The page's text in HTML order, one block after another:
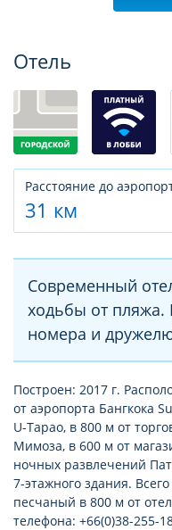
Отель
Расстояние до
31 км
Современный
ходьбы от пляжа.
номера и
Построен: 2017 г.
от аэропорта Бангкока
U-Tapao, в 800 м от
Мимоза, в 600 м от
ночных развлечений
7-этажного здания.
песчаный в 800 м от
телефона: +66(0)38-255-